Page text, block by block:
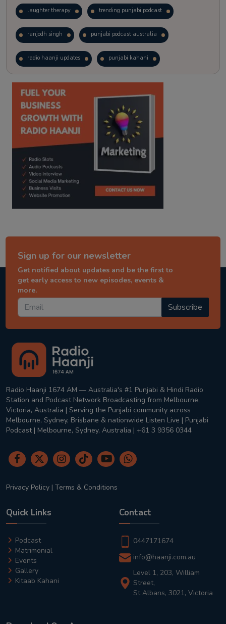
laughter therapy trending punjabi podcast
ranjodh singh punjabi podcast australia
radio haanji updates punjabi kahani
kitaab kahani punjabi story
Sign up for our newsletter
Get notified about updates and be the first to
get early access to new episodes, events &
more.
Subscribe
Radio Haanji 1674 AM — Australia's #1 Punjabi & Hindi Radio
Station and Podcast Network Broadcasting from Melbourne,
Victoria, Australia | Serving the Punjabi community across
Melbourne, Sydney, Brisbane & nationwide Listen Live | Punjabi
Podcast | Melbourne, Sydney, Australia | +61 3 9356 0344
Privacy Policy | Terms & Conditions
Quick Links
Podcast
Matrimonial
Events
Gallery
Kitaab Kahani
Contact
0447171674
info@haanji.com.au
Level 1, 203, William
Street,
St Albans, 3021, Victoria